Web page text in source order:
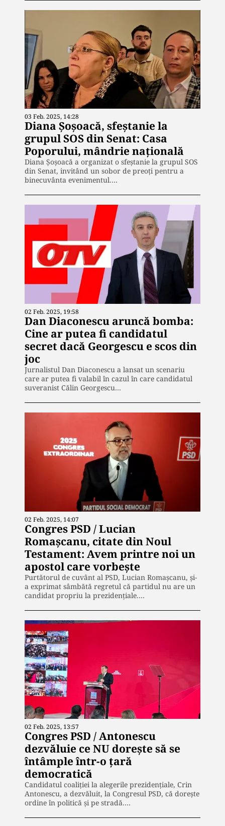
03 Feb. 2025, 14:28
Diana Șoșoacă, sfeștanie la
grupul SOS din Senat: Casa
Poporului, mândrie națională
Diana Șoșoacă a organizat o sfeștanie la grupul SOS
din Senat, invitând un sobor de preoți pentru a
binecuvânta evenimentul.…
02 Feb. 2025, 19:58
Dan Diaconescu aruncă bomba:
Cine ar putea fi candidatul
secret dacă Georgescu e scos din
joc
Jurnalistul Dan Diaconescu a lansat un scenariu
care ar putea fi valabil în cazul în care candidatul
suveranist Călin Georgescu…
02 Feb. 2025, 14:07
Congres PSD / Lucian
Romașcanu, citate din Noul
Testament: Avem printre noi un
apostol care vorbește
Purtătorul de cuvânt al PSD, Lucian Romașcanu, și-
a exprimat sâmbătă regretul că partidul nu are un
candidat propriu la prezidențiale.…
02 Feb. 2025, 13:57
Congres PSD / Antonescu
dezvăluie ce NU dorește să se
întâmple într-o țară
democratică
Candidatul coaliției la alegerile prezidențiale, Crin
Antonescu, a dezvăluit, la Congresul PSD, că dorește
ordine în politică și pe stradă.…